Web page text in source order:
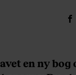
en ny bog